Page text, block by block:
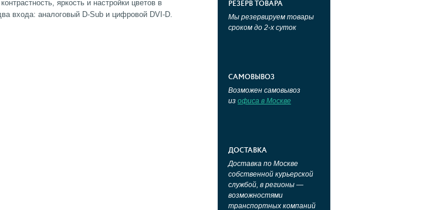
яркость и настройки цветов в
входа: аналоговый D-Sub и цифровой DVI-D.
РЕЗЕРВ ТОВАРА
Мы резервируем товары
сроком до 2-х суток
САМОВЫВОЗ
Возможен самовывоз
из офиса в Москве
ДОСТАВКА
Доставка по Москве
собственной курьерской
службой, в регионы —
возможностями
транспортных компаний